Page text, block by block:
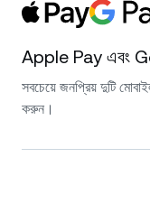
Apple Pay এবং
সবচেয়ে জনপ্রিয় দুটি
করুন।